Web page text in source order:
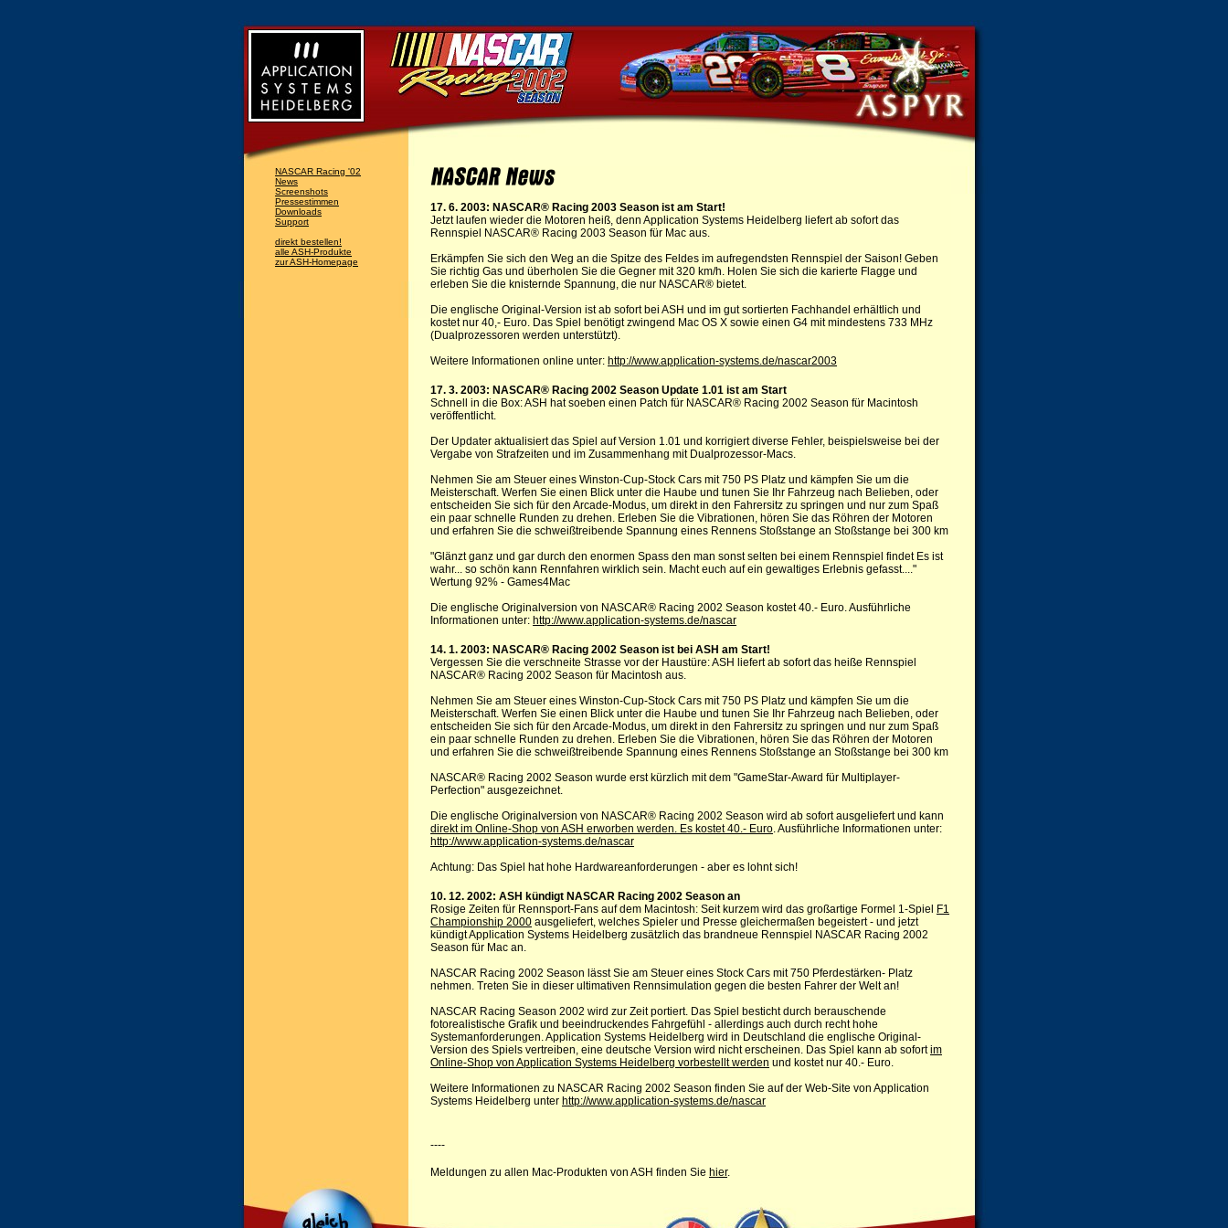
NASCAR Racing '02
News
Screenshots
Pressestimmen
Downloads
Support
direkt bestellen!
alle ASH-Produkte
zur ASH-Homepage
17. 6. 2003: NASCAR® Racing 2003 Season ist am Start!
Jetzt laufen wieder die Motoren heiß, denn Application Systems Heidelberg liefert ab sofort das
Rennspiel NASCAR® Racing 2003 Season für Mac aus.
Erkämpfen Sie sich den Weg an die Spitze des Feldes im aufregendsten Rennspiel der Saison! Geben
Sie richtig Gas und überholen Sie die Gegner mit 320 km/h. Holen Sie sich die karierte Flagge und
erleben Sie die knisternde Spannung, die nur NASCAR® bietet.
Die englische Original-Version ist ab sofort bei ASH und im gut sortierten Fachhandel erhältlich und
kostet nur 40,- Euro. Das Spiel benötigt zwingend Mac OS X sowie einen G4 mit mindestens 733 MHz
(Dualprozessoren werden unterstützt).
Weitere Informationen online unter: http://www.application-systems.de/nascar2003
17. 3. 2003: NASCAR® Racing 2002 Season Update 1.01 ist am Start
Schnell in die Box: ASH hat soeben einen Patch für NASCAR® Racing 2002 Season für Macintosh
veröffentlicht.
Der Updater aktualisiert das Spiel auf Version 1.01 und korrigiert diverse Fehler, beispielsweise bei der
Vergabe von Strafzeiten und im Zusammenhang mit Dualprozessor-Macs.
Nehmen Sie am Steuer eines Winston-Cup-Stock Cars mit 750 PS Platz und kämpfen Sie um die
Meisterschaft. Werfen Sie einen Blick unter die Haube und tunen Sie Ihr Fahrzeug nach Belieben, oder
entscheiden Sie sich für den Arcade-Modus, um direkt in den Fahrersitz zu springen und nur zum Spaß
ein paar schnelle Runden zu drehen. Erleben Sie die Vibrationen, hören Sie das Röhren der Motoren
und erfahren Sie die schweißtreibende Spannung eines Rennens Stoßstange an Stoßstange bei 300 km
"Glänzt ganz und gar durch den enormen Spass den man sonst selten bei einem Rennspiel findet Es ist
wahr... so schön kann Rennfahren wirklich sein. Macht euch auf ein gewaltiges Erlebnis gefasst...."
Wertung 92% - Games4Mac
Die englische Originalversion von NASCAR® Racing 2002 Season kostet 40.- Euro. Ausführliche
Informationen unter: http://www.application-systems.de/nascar
14. 1. 2003: NASCAR® Racing 2002 Season ist bei ASH am Start!
Vergessen Sie die verschneite Strasse vor der Haustüre: ASH liefert ab sofort das heiße Rennspiel
NASCAR® Racing 2002 Season für Macintosh aus.
Nehmen Sie am Steuer eines Winston-Cup-Stock Cars mit 750 PS Platz und kämpfen Sie um die
Meisterschaft. Werfen Sie einen Blick unter die Haube und tunen Sie Ihr Fahrzeug nach Belieben, oder
entscheiden Sie sich für den Arcade-Modus, um direkt in den Fahrersitz zu springen und nur zum Spaß
ein paar schnelle Runden zu drehen. Erleben Sie die Vibrationen, hören Sie das Röhren der Motoren
und erfahren Sie die schweißtreibende Spannung eines Rennens Stoßstange an Stoßstange bei 300 km
NASCAR® Racing 2002 Season wurde erst kürzlich mit dem "GameStar-Award für Multiplayer-
Perfection" ausgezeichnet.
Die englische Originalversion von NASCAR® Racing 2002 Season wird ab sofort ausgeliefert und kann
direkt im Online-Shop von ASH erworben werden. Es kostet 40.- Euro. Ausführliche Informationen unter:
http://www.application-systems.de/nascar
Achtung: Das Spiel hat hohe Hardwareanforderungen - aber es lohnt sich!
10. 12. 2002: ASH kündigt NASCAR Racing 2002 Season an
Rosige Zeiten für Rennsport-Fans auf dem Macintosh: Seit kurzem wird das großartige Formel 1-Spiel
F1
Championship 2000 ausgeliefert, welches Spieler und Presse gleichermaßen begeistert - und jetzt
kündigt Application Systems Heidelberg zusätzlich das brandneue Rennspiel NASCAR Racing 2002
Season für Mac an.
NASCAR Racing 2002 Season lässt Sie am Steuer eines Stock Cars mit 750 Pferdestärken- Platz
nehmen. Treten Sie in dieser ultimativen Rennsimulation gegen die besten Fahrer der Welt an!
NASCAR Racing Season 2002 wird zur Zeit portiert. Das Spiel besticht durch berauschende
fotorealistische Grafik und beeindruckendes Fahrgefühl - allerdings auch durch recht hohe
Systemanforderungen. Application Systems Heidelberg wird in Deutschland die englische Original-
Version des Spiels vertreiben, eine deutsche Version wird nicht erscheinen. Das Spiel kann ab sofortim
Online-Shop von Application Systems Heidelberg vorbestellt werden und kostet nur 40.- Euro.
Weitere Informationen zu NASCAR Racing 2002 Season finden Sie auf der Web-Site von Application
Systems Heidelberg unter http://www.application-systems.de/nascar
----
Meldungen zu allen Mac-Produkten von ASH finden Sie hier.